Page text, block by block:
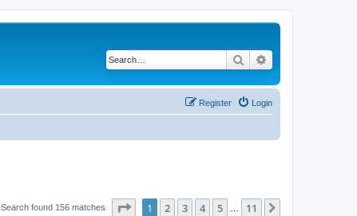
Search
Login
Register
Search found 156 matches Page of 11
1 2 3 4 5 11